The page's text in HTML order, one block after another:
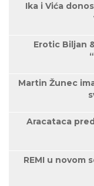
Ika i Vića
Erotic Biljan
Martin Žunec
Aracataca
REMI u